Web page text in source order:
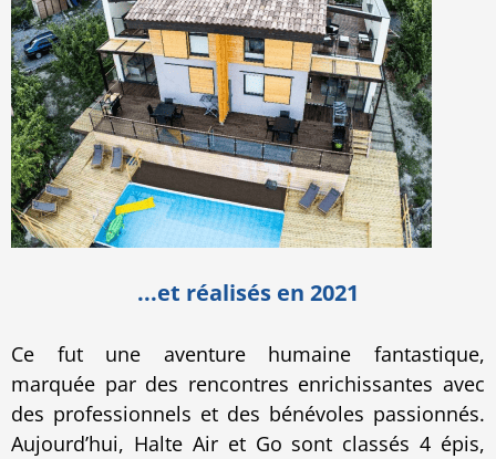
...et réalisés en 2021
Ce fut une aventure humaine fantastique,
marquée par des rencontres enrichissantes avec
des professionnels et des bénévoles passionnés.
Aujourd’hui, Halte Air et Go sont classés 4 épis,